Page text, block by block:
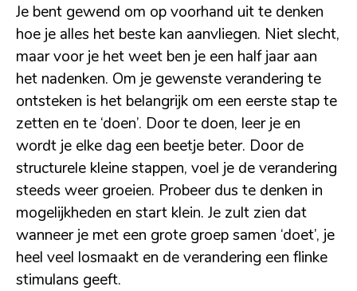
Je bent gewend om op voorhand uit te denken
hoe je alles het beste kan aanvliegen. Niet slecht,
maar voor je het weet ben je een half jaar aan
het nadenken. Om je gewenste verandering te
ontsteken is het belangrijk om een eerste stap te
zetten en te ‘doen’. Door te doen, leer je en
wordt je elke dag een beetje beter. Door de
structurele kleine stappen, voel je de verandering
steeds weer groeien. Probeer dus te denken in
mogelijkheden en start klein. Je zult zien dat
wanneer je met een grote groep samen ‘doet’, je
heel veel losmaakt en de verandering een flinke
stimulans geeft.